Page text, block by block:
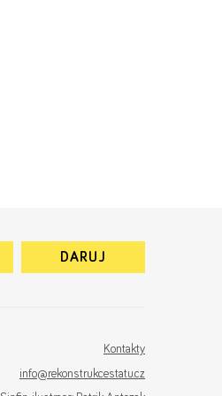
DARUJ
Kontakty
info@rekonstrukcestatu.cz